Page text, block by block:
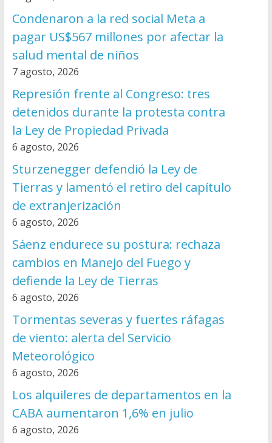
Condenaron a la red social Meta a
pagar US$567 millones por afectar la
salud mental de niños
7 agosto, 2026
Represión frente al Congreso: tres
detenidos durante la protesta contra
la Ley de Propiedad Privada
6 agosto, 2026
Sturzenegger defendió la Ley de
Tierras y lamentó el retiro del capítulo
de extranjerización
6 agosto, 2026
Sáenz endurece su postura: rechaza
cambios en Manejo del Fuego y
defiende la Ley de Tierras
6 agosto, 2026
Tormentas severas y fuertes ráfagas
de viento: alerta del Servicio
Meteorológico
6 agosto, 2026
Los alquileres de departamentos en la
CABA aumentaron 1,6% en julio
6 agosto, 2026